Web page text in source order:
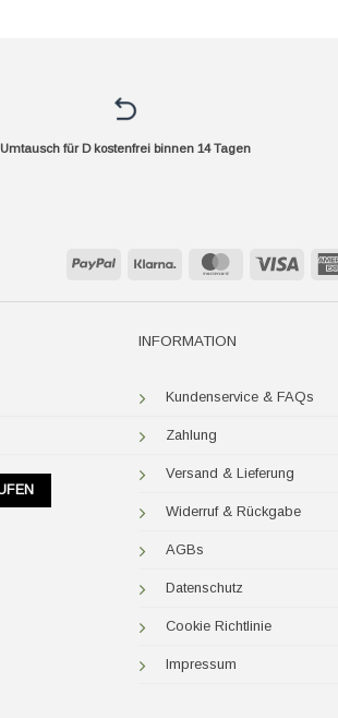
Umtausch für D kostenfrei binnen 14 Tagen
PayPal Klarna MasterCard Visa
INFORMATION
Kundenservice & FAQs
Zahlung
Versand & Lieferung
Widerruf & Rückgabe
AGBs
Datenschutz
Cookie Richtlinie
Impressum